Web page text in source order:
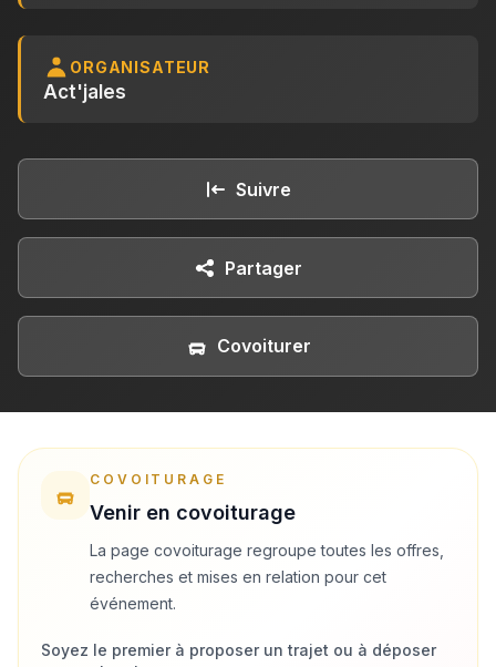
ORGANISATEUR
Act'jales
Suivre
Partager
Covoiturer
COVOITURAGE
Venir en covoiturage
La page covoiturage regroupe toutes les offres,
recherches et mises en relation pour cet
événement.
Soyez le premier à proposer un trajet ou à déposer